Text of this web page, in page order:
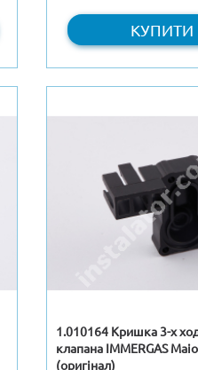
КУПИТИ
1.010164 Кришка 3-х
клапана IMMERGAS
(оригінал)